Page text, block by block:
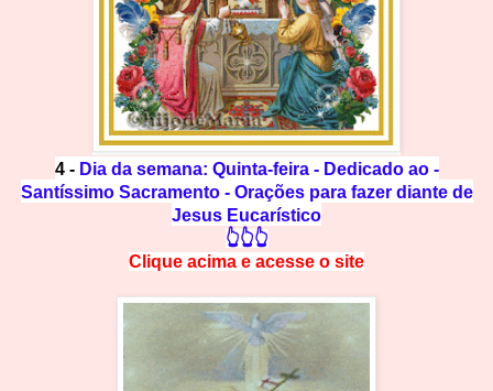
4 - Dia da semana: Quinta-feira - Dedicado ao -
Santíssimo Sacramento - Orações para fazer diante de
Jesus Eucarístico
👆👆👆
Clique acima e acesse o site